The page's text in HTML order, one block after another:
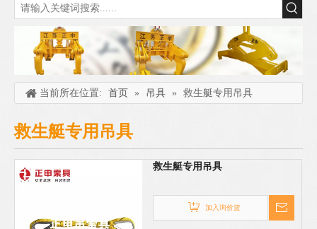
当前所在位置: 首页 » 吊具 » 救生艇专用吊具
救生艇专用吊具
救生艇专用吊具
加入询价篮